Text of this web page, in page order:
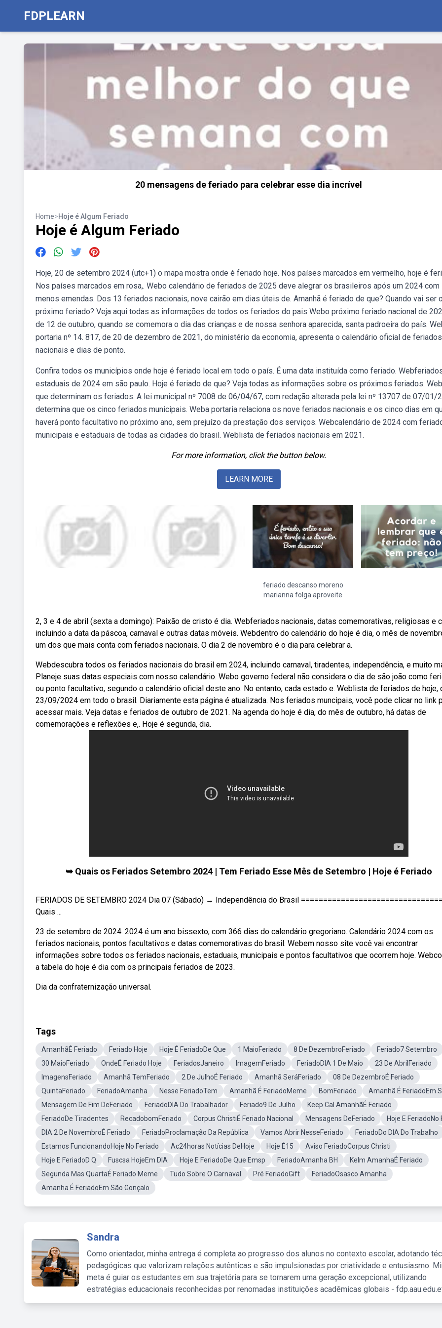
FDPLEARN
20 mensagens de feriado para celebrar esse dia incrível
Home>Hoje é Algum Feriado
Hoje é Algum Feriado
Hoje, 20 de setembro 2024 (utc+1) o mapa mostra onde é feriado hoje. Nos países marcados em vermelho, hoje é
Nos países marcados em rosa,. Webo calendário de feriados de 2025 deve alegrar os brasileiros após um 2024 com
menos emendas. Dos 13 feriados nacionais, nove cairão em dias úteis de. Amanhã é feriado de que? Quando vai ser o
próximo feriado? Veja aqui todas as informações de todos os feriados do pais Webo próximo feriado nacional de
de 12 de outubro, quando se comemora o dia das crianças e de nossa senhora aparecida, santa padroeira do país.
portaria nº 14. 817, de 20 de dezembro de 2021, do ministério da economia, apresenta o calendário oficial de feriados
nacionais e dias de ponto.
Confira todos os municípios onde hoje é feriado local em todo o país. É uma data instituída como feriado.
estaduais de 2024 em são paulo. Hoje é feriado de que? Veja todas as informações sobre os próximos feriados.
que determinam os feriados. A lei municipal nº 7008 de 06/04/67, com redação alterada pela lei nº 13707 de 07/01/
determina que os cinco feriados municipais. Weba portaria relaciona os nove feriados nacionais e os cinco dias em
haverá ponto facultativo no próximo ano, sem prejuízo da prestação dos serviços. Webcalendário de 2024 com
municipais e estaduais de todas as cidades do brasil. Weblista de feriados nacionais em 2021.
For more information, click the button below.
LEARN MORE
feriado descanso moreno
marianna folga aproveite
2, 3 e 4 de abril (sexta a domingo): Paixão de cristo é dia. Webferiados nacionais, datas comemorativas, religiosas e
incluindo a data da páscoa, carnaval e outras datas móveis. Webdentro do calendário do hoje é dia, o mês de
um dos que mais conta com feriados nacionais. O dia 2 de novembro é o dia para celebrar a.
Webdescubra todos os feriados nacionais do brasil em 2024, incluindo carnaval, tiradentes, independência, e muito
Planeje suas datas especiais com nosso calendário. Webo governo federal não considera o dia de são joão como
ou ponto facultativo, segundo o calendário oficial deste ano. No entanto, cada estado e. Weblista de feriados de hoje,
23/09/2024 em todo o brasil. Diariamente esta página é atualizada. Nos feriados muncipais, você pode clicar no link
acessar mais. Veja datas e feriados de outubro de 2021. Na agenda do hoje é dia, do mês de outubro, há datas de
comemorações e reflexões e,. Hoje é segunda, dia.
➥ Quais os Feriados Setembro 2024 | Tem Feriado Esse Mês de Setembro | Hoje é Feriado
FERIADOS DE SETEMBRO 2024 Dia 07 (Sábado) → Independência do Brasil
Quais ...
23 de setembro de 2024. 2024 é um ano bissexto, com 366 dias do calendário gregoriano. Calendário 2024 com os
feriados nacionais, pontos facultativos e datas comemorativas do brasil. Webem nosso site você vai encontrar
informações sobre todos os feriados nacionais, estaduais, municipais e pontos facultativos que ocorrem hoje.
a tabela do hoje é dia com os principais feriados de 2023.
Dia da confraternização universal.
Tags
AmanhãÉ Feriado Feriado Hoje Hoje É FeriadoDe Que 1 MaioFeriado 8 De DezembroFeriado
Feriado7 Setembro
30 MaioFeriado
OndeÉ Feriado Hoje FeriadosJaneiro ImagemFeriado FeriadoDIA 1 De Maio
23 De AbrilFeriado
ImagensFeriado
Amanhã TemFeriado 2 De JulhoÉ Feriado Amanhã SeráFeriado
08 De DezembroÉ Feriado
QuintaFeriado
FeriadoAmanha Nesse FeriadoTem Amanhã É FeriadoMeme BomFeriado
Amanhã É FeriadoEm
Mensagem De Fim DeFeriado
FeriadoDIA Do Trabalhador Feriado9 De Julho
Keep Cal AmanhãÉ Feriado
FeriadoDe Tiradentes
RecadobomFeriado Corpus ChristiÉ Feriado Nacional Mensagens DeFeriado
Hoje E FeriadoNo
DIA 2 De NovembroÉ Feriado
FeriadoProclamação Da República Vamos Abrir NesseFeriado
FeriadoDo DIA Do Trabalho
Estamos FuncionandoHoje No Feriado
Ac24horas Notícias DeHoje Hoje É15
Aviso FeriadoCorpus Christi
Hoje E FeriadoD Q
Fuscsa HojeEm DIA Hoje E FeriadoDe Que Emsp FeriadoAmanha BH
Kelm AmanhaÉ Feriado
Segunda Mas QuartaÉ Feriado Meme
Tudo Sobre O Carnaval Pré FeriadoGift
FeriadoOsasco Amanha
Amanha É FeriadoEm São Gonçalo
Sandra
Como orientador, minha entrega é completa ao progresso dos alunos no contexto escolar, adotando
pedagógicas que valorizam relações autênticas e são impulsionadas por criatividade e entusiasmo.
meta é guiar os estudantes em sua trajetória para se tornarem uma geração excepcional, utilizando
estratégias educacionais reconhecidas por renomadas instituições acadêmicas globais -